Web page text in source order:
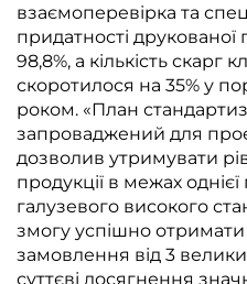
взаємоперевірка та
придатності друкованої
98,8%, а кількість скарг
скоротилося на 35% у
роком. «План
запроваджений для
дозволив утримувати
продукції в межах однієї
галузевого високого
змогу успішно отримати
замовлення від 3
суттєві досягнення